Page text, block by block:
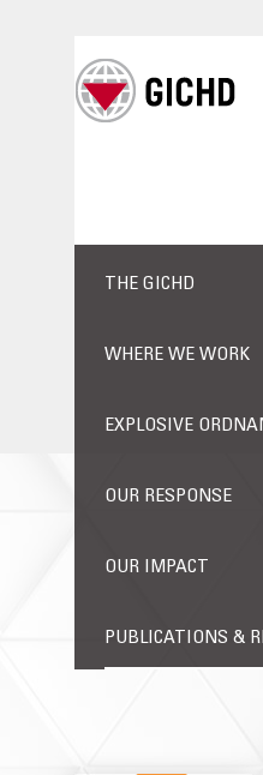
THE GICHD
WHERE WE WORK
EXPLOSIVE
OUR RESPONSE
OUR IMPACT
PUBLICATIONS &